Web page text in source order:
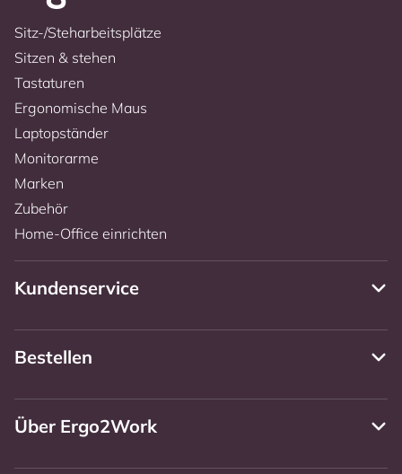
Sitz-/Steharbeitsplätze
Sitzen & stehen
Tastaturen
Ergonomische Maus
Laptopständer
Monitorarme
Marken
Zubehör
Home-Office einrichten
Kundenservice
Bestellen
Über Ergo2Work